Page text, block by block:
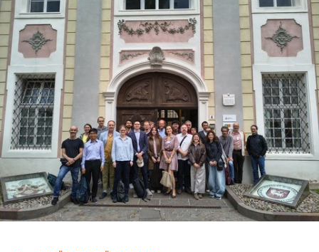
DE IT
Über uns
Professorinnen/Professoren
Lehr- und Forschungsbeauftragte
Mitarbeiterinnen/Mitarbeiter
Absolventinnen/Absolventen
Geschichte
Bibliothek